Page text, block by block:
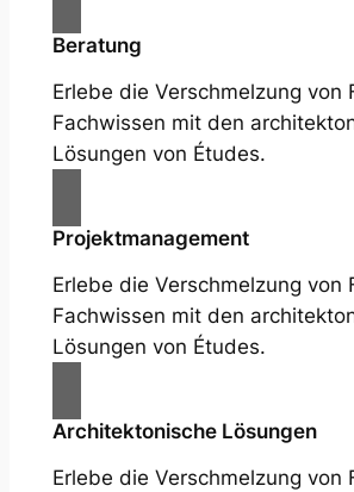
Beratung
Erlebe die Verschmelzung von
Fachwissen mit den
Lösungen von Études.
Projektmanagement
Erlebe die Verschmelzung von
Fachwissen mit den
Lösungen von Études.
Architektonische Lösungen
Erlebe die Verschmelzung von